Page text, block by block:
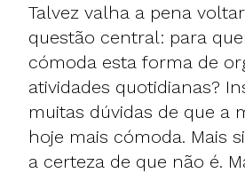
Talvez valha a pena
questão central: para
cómoda esta forma de
atividades quotidianas?
muitas dúvidas de que a
hoje mais cómoda. Mais
a certeza de que não é.